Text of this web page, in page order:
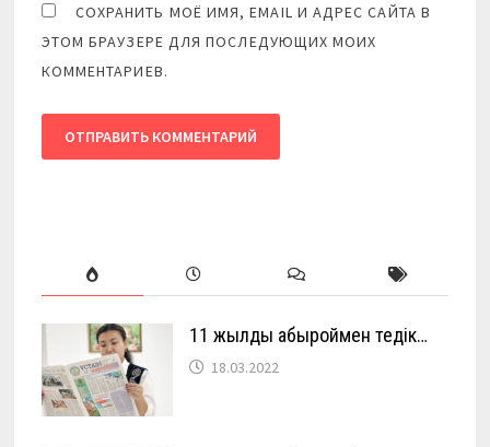
СОХРАНИТЬ МОЁ ИМЯ, EMAIL И АДРЕС САЙТА В
ЭТОМ БРАУЗЕРЕ ДЛЯ ПОСЛЕДУЮЩИХ МОИХ
КОММЕНТАРИЕВ.
11 жылды абыроймен өтедік…
18.03.2022